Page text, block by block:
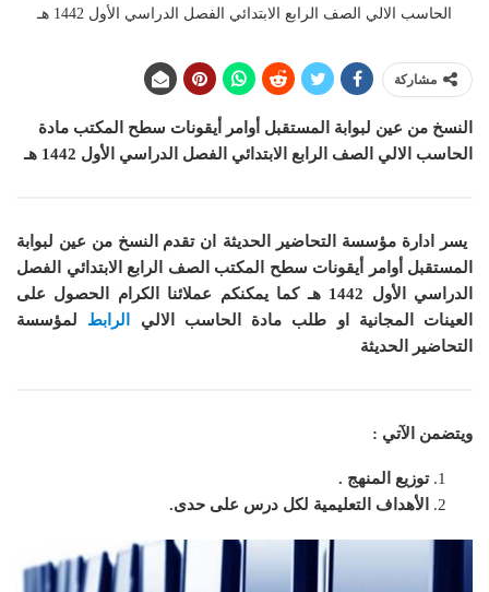
الحاسب الالي الصف الرابع الابتدائي الفصل الدراسي الأول 1442 هـ
مشاركة
النسخ من عين لبوابة المستقبل أوامر أيقونات سطح المكتب مادة
الحاسب الالي
الصف الرابع الابتدائي الفصل الدراسي الأول 1442 هـ
يسر ادارة مؤسسة التحاضير الحديثة ان تقدم النسخ من عين لبوابة
المستقبل أوامر أيقونات سطح المكتب الصف الرابع الابتدائي الفصل
الدراسي الأول 1442 هـ
كما يمكنكم عملائنا الكرام الحصول على
العينات المجانية او طلب مادة الحاسب الالي
الرابط لمؤسسة
التحاضير الحديثة
ويتضمن الآتي :
توزيع المنهج .
الأهداف التعليمية لكل درس على حدى.